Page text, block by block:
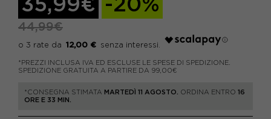
44,99€
12,00 €
*PREZZI INCLUSA IVA ED ESCLUSE LE SPESE DI SPEDIZIONE.
SPEDIZIONE GRATUITA A PARTIRE DA 99,00€
*CONSEGNA STIMATA MARTEDÌ 11 AGOSTO. ORDINA ENTRO 16
ORE E 33 MIN.